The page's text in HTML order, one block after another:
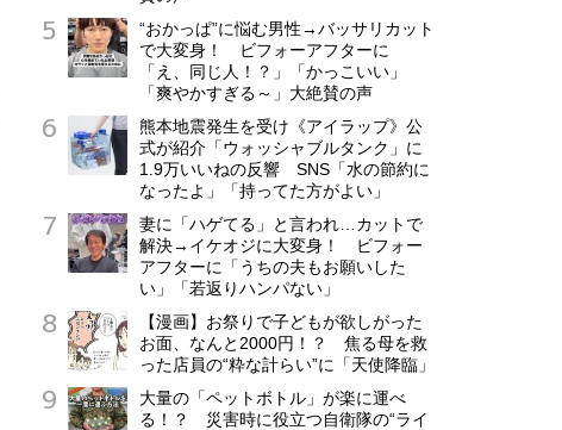
“おかっぱ”に悩む男性→バッサリカット
で大変身！ ビフォーアフターに
「え、同じ人！？」「かっこいい」
「爽やかすぎる～」大絶賛の声
熊本地震発生を受け《アイラップ》公
式が紹介「ウォッシャブルタンク」に
1.9万いいねの反響 SNS「水の節約に
なったよ」「持ってた方がよい」
妻に「ハゲてる」と言われ…カットで
解決→イケオジに大変身！ ビフォー
アフターに「うちの夫もお願いした
い」「若返りハンパない」
【漫画】お祭りで子どもが欲しがった
お面、なんと2000円！？ 焦る母を救
った店員の“粋な計らい”に「天使降臨」
大量の「ペットボトル」が楽に運べ
る！？ 災害時に役立つ自衛隊の“ライ